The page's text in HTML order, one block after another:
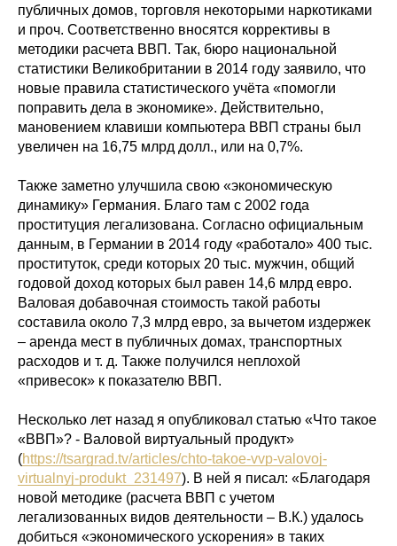
публичных домов, торговля некоторыми наркотиками
и проч. Соответственно вносятся коррективы в
методики расчета ВВП. Так, бюро национальной
статистики Великобритании в 2014 году заявило, что
новые правила статистического учёта «помогли
поправить дела в экономике». Действительно,
мановением клавиши компьютера ВВП страны был
увеличен на 16,75 млрд долл., или на 0,7%.
Также заметно улучшила свою «экономическую
динамику» Германия. Благо там с 2002 года
проституция легализована. Согласно официальным
данным, в Германии в 2014 году «работало» 400 тыс.
проституток, среди которых 20 тыс. мужчин, общий
годовой доход которых был равен 14,6 млрд евро.
Валовая добавочная стоимость такой работы
составила около 7,3 млрд евро, за вычетом издержек
– аренда мест в публичных домах, транспортных
расходов и т. д. Также получился неплохой
«привесок» к показателю ВВП.
Несколько лет назад я опубликовал статью «Что такое
«ВВП»? - Валовой виртуальный продукт»
(https://tsargrad.tv/articles/chto-takoe-vvp-valovoj-
virtualnyj-produkt_231497). В ней я писал: «Благодаря
новой методике (расчета ВВП с учетом
легализованных видов деятельности – В.К.) удалось
добиться «экономического ускорения» в таких